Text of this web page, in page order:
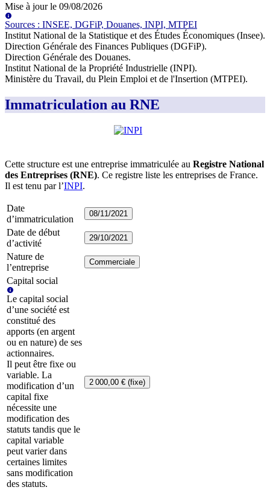
Mise à jour le 09/08/2026
Sources : INSEE, DGFiP, Douanes, INPI, MTPEI
Institut National de la Statistique et des Études Économiques (Insee).
Direction Générale des Finances Publiques (DGFiP).
Direction Générale des Douanes.
Institut National de la Propriété Industrielle (INPI).
Ministère du Travail, du Plein Emploi et de l'Insertion (MTPEI).
Immatriculation au RNE
Cette structure est une entreprise immatriculée au Registre National
des Entreprises (RNE). Ce registre liste les entreprises de France.
Il est tenu par l’INPI.
Date
d’immatriculation
08/11/2021
Date de début
d’activité
29/10/2021
Nature de
l’entreprise
Commerciale
Capital social
Le capital social
d’une société est
constitué des
apports (en argent
ou en nature) de ses
actionnaires.
Il peut être fixe ou
variable. La
modification d’un
capital fixe
nécessite une
modification des
statuts tandis que le
capital variable
peut varier dans
certaines limites
sans modification
des statuts.
2 000,00 € (fixe)